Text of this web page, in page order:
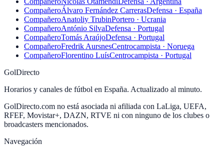
CompañeroÁlvaro Fernández CarrerasDefensa · España
CompañeroAnatoliy TrubinPortero · Ucrania
CompañeroAntónio SilvaDefensa · Portugal
CompañeroTomás AraújoDefensa · Portugal
CompañeroFredrik AursnesCentrocampista · Noruega
CompañeroFlorentino LuísCentrocampista · Portugal
GolDirecto
Horarios y canales de fútbol en España. Actualizado al minuto.
GolDirecto.com no está asociada ni afiliada con LaLiga, UEFA,
RFEF, Movistar+, DAZN, RTVE ni con ninguno de los clubes o
broadcasters mencionados.
Navegación